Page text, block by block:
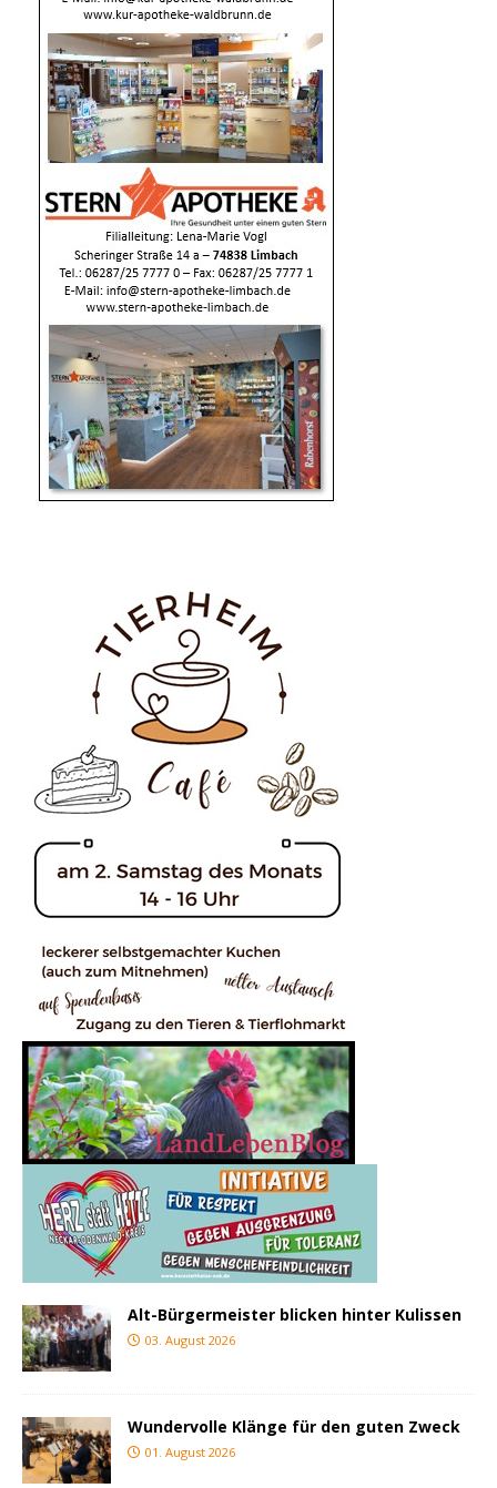
Alt-Bürgermeister blicken hinter Kulissen
03. August 2026
Wundervolle Klänge für den guten Zweck
01. August 2026